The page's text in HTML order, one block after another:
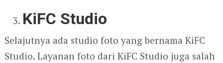
KiFC Studio
Selajutnya ada studio foto yang bernama KiFC
Studio. Layanan foto dari KiFC Studio juga salah